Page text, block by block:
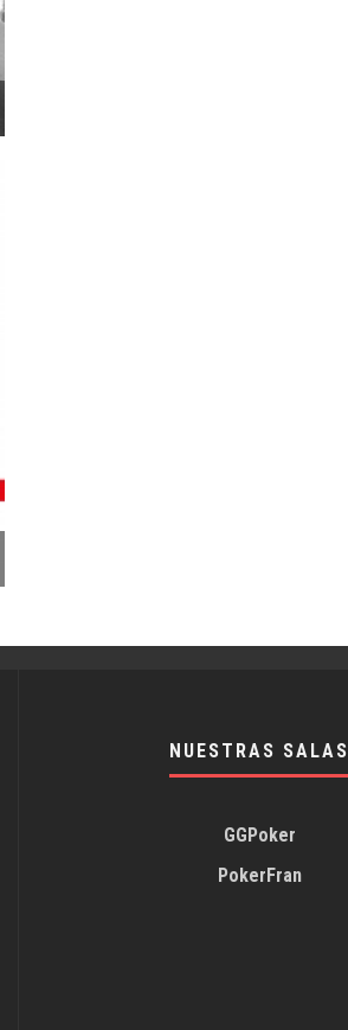
NUESTRAS SALAS
GGPoker
PokerFran